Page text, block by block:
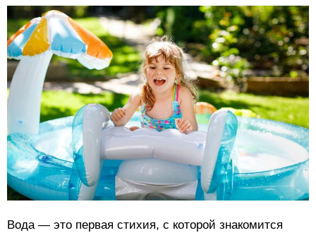
Вода — это первая стихия, с которой знакомится